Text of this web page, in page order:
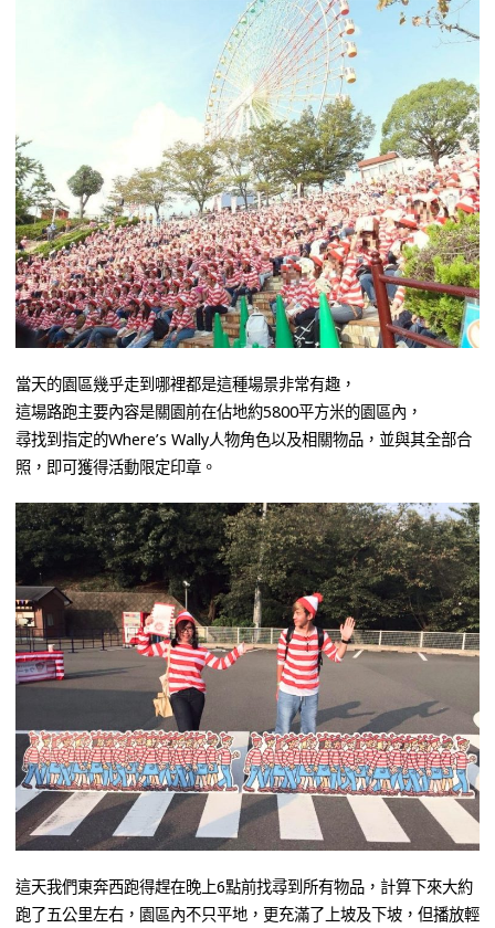
當天的園區幾乎走到哪裡都是這種場景非常有趣，
這場路跑主要內容是關園前在佔地約5800平方米的園區內，
尋找到指定的Where’s Wally人物角色以及相關物品，並與其全部合
照，即可獲得活動限定印章。
這天我們東奔西跑得趕在晚上6點前找尋到所有物品，計算下來大約
跑了五公里左右，園區內不只平地，更充滿了上坡及下坡，但播放輕